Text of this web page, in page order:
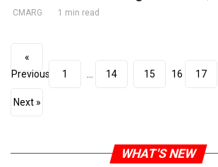
CMARG 1 min read
«
Previous
1 14 15 16 17
Next »
WHAT'S NEW